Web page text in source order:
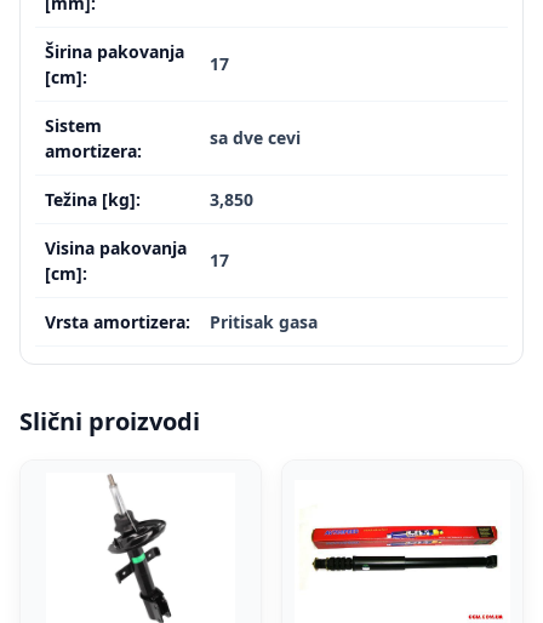
Širina pakovanja
[cm]:
17
Sistem
amortizera:
sa dve cevi
Težina [kg]: 3,850
Visina pakovanja
[cm]:
17
Vrsta amortizera: Pritisak gasa
Slični proizvodi